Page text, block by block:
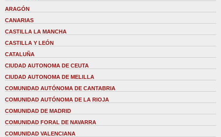
ARAGÓN
CANARIAS
CASTILLA LA MANCHA
CASTILLA Y LEÓN
CATALUÑA
CIUDAD AUTONOMA DE CEUTA
CIUDAD AUTONOMA DE MELILLA
COMUNIDAD AUTÓNOMA DE CANTABRIA
COMUNIDAD AUTÓNOMA DE LA RIOJA
COMUNIDAD DE MADRID
COMUNIDAD FORAL DE NAVARRA
COMUNIDAD VALENCIANA